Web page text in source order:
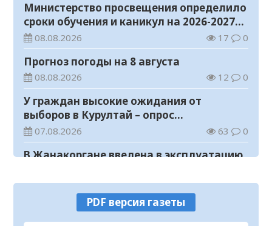
Министерство просвещения определило
сроки обучения и каникул на 2026-2027
учебный год
08.08.2026 17 0
Прогноз погоды на 8 августа
08.08.2026 12 0
У граждан высокие ожидания от
выборов в Курултай – опрос
общественного мнения
07.08.2026 63 0
В Жанакоргане введена в эксплуатацию
07.08.2026 96 0
В Кызылординской области
продолжается экологическая акция
PDF версия газеты